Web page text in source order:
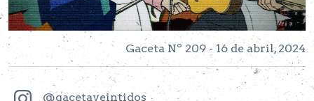
Gaceta Nº 209 - 16 de abril, 2024
@gacetaveintidos